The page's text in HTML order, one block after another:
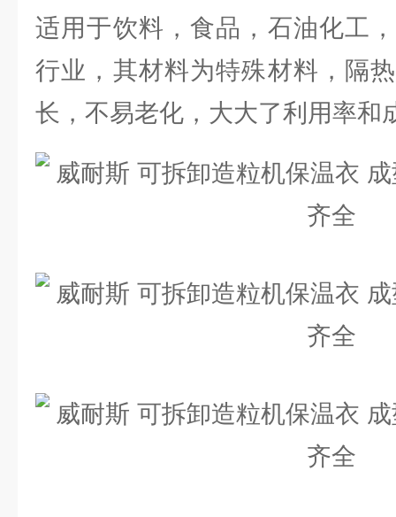
适用于饮料，食品，石油化工
行业，其材料为特殊材料，隔
长，不易老化，大大了利用率和